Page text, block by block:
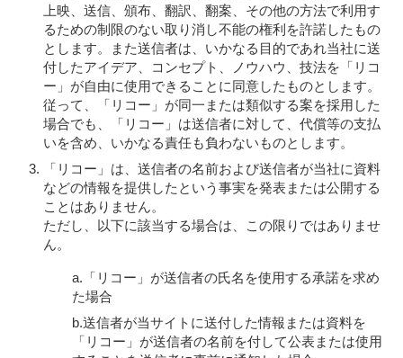
上映、送信、頒布、翻訳、翻案、その他の方法で利用す
るための制限のない取り消し不能の権利を許諾したもの
とします。また送信者は、いかなる目的であれ当社に送
付したアイデア、コンセプト、ノウハウ、技法を「リコ
ー」が自由に使用できることに同意したものとします。
従って、「リコー」が同一または類似する案を採用した
場合でも、「リコー」は送信者に対して、代償等の支払
いを含め、いかなる責任も負わないものとします。
「リコー」は、送信者の名前および送信者が当社に資料
などの情報を提供したという事実を発表または公開する
ことはありません。
ただし、以下に該当する場合は、この限りではありませ
ん。
a.「リコー」が送信者の氏名を使用する承諾を求め
た場合
b.送信者が当サイトに送付した情報または資料を
「リコー」が送信者の名前を付して公表または使用